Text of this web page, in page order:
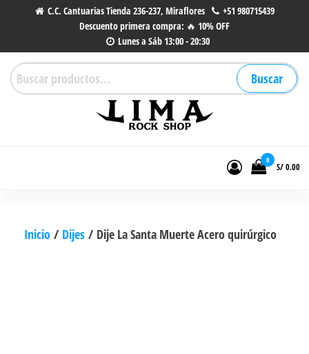
C.C. Cantuarias Tienda 236-237, Miraflores
+51 980715439
Descuento primera compra: 🔥 10% OFF
Lunes a Sáb 13:00 - 20:30
Buscar
por:
Buscar
Joyas de Acero | Tienda de
Música de Vinilos, CDs y más.
0
S/ 0.00
Inicio / Dijes / Dije La Santa Muerte Acero quirúrgico